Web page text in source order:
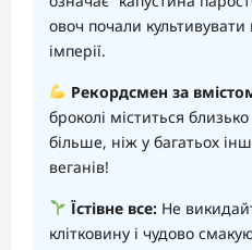
овоч почали
імперії.
Рекордсмен за
броколі міститься
більше, ніж у багатьох
веганів!
Їстівне все:Не
клітковину і чудово